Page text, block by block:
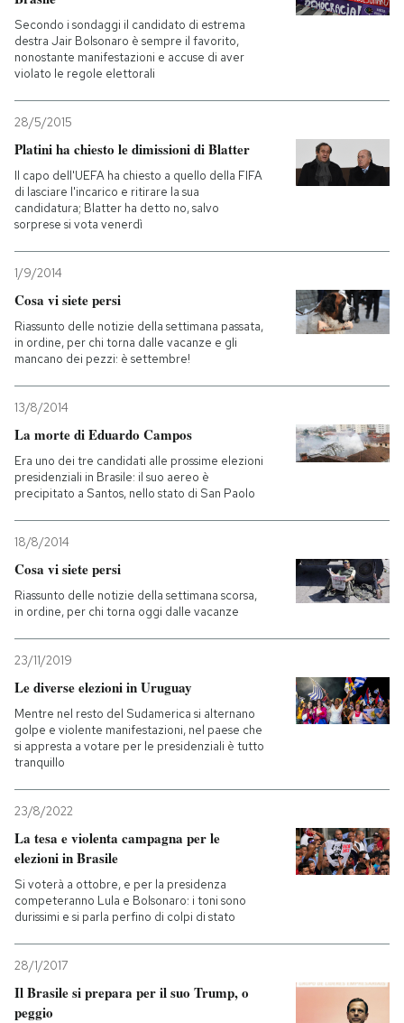
Secondo i sondaggi il candidato di estrema
destra Jair Bolsonaro è sempre il favorito,
nonostante manifestazioni e accuse di aver
violato le regole elettorali
28/5/2015
Platini ha chiesto le dimissioni di Blatter
Il capo dell'UEFA ha chiesto a quello della FIFA
di lasciare l'incarico e ritirare la sua
candidatura; Blatter ha detto no, salvo
sorprese si vota venerdì
1/9/2014
Cosa vi siete persi
Riassunto delle notizie della settimana passata,
in ordine, per chi torna dalle vacanze e gli
mancano dei pezzi: è settembre!
13/8/2014
La morte di Eduardo Campos
Era uno dei tre candidati alle prossime elezioni
presidenziali in Brasile: il suo aereo è
precipitato a Santos, nello stato di San Paolo
18/8/2014
Cosa vi siete persi
Riassunto delle notizie della settimana scorsa,
in ordine, per chi torna oggi dalle vacanze
23/11/2019
Le diverse elezioni in Uruguay
Mentre nel resto del Sudamerica si alternano
golpe e violente manifestazioni, nel paese che
si appresta a votare per le presidenziali è tutto
tranquillo
23/8/2022
La tesa e violenta campagna per le
elezioni in Brasile
Si voterà a ottobre, e per la presidenza
competeranno Lula e Bolsonaro: i toni sono
durissimi e si parla perfino di colpi di stato
28/1/2017
Il Brasile si prepara per il suo Trump, o
peggio